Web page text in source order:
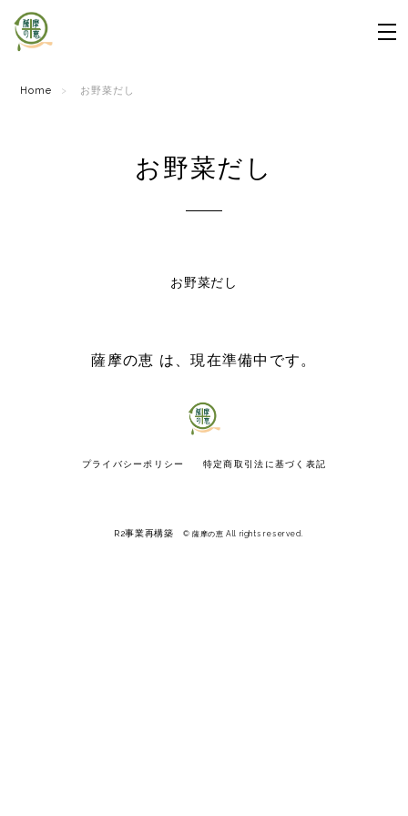
Home お野菜だし
お野菜だし
お野菜だし
薩摩の恵 は、現在準備中です。
プライバシーポリシー 特定商取引法に基づく表記
R2事業再構築© 薩摩の恵 All rights reserved.